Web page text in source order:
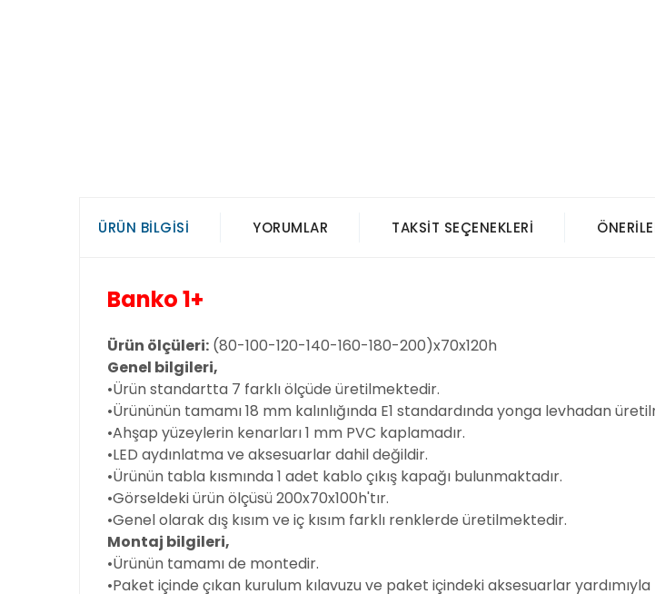
ÜRÜN BILGISI YORUMLAR TAKSIT SEÇENEKLERI
Banko 1+
Ürün ölçüleri: (80-100-120-140-160-180-200)x70x120h
Genel bilgileri,
•Ürün standartta 7 farklı ölçüde üretilmektedir.
•Ürününün tamamı 18 mm kalınlığında E1 standardında yonga levhadan
•Ahşap yüzeylerin kenarları 1 mm PVC kaplamadır.
•LED aydınlatma ve aksesuarlar dahil değildir.
•Ürünün tabla kısmında 1 adet kablo çıkış kapağı bulunmaktadır.
•Görseldeki ürün ölçüsü200x70x100h'tır.
•Genel olarak dış kısım ve iç kısım farklı renklerde üretilmektedir.
Montaj bilgileri,
•Ürünün tamamı de montedir.
•Paket içinde çıkan kurulum kılavuzu ve paket içindeki aksesuarlar